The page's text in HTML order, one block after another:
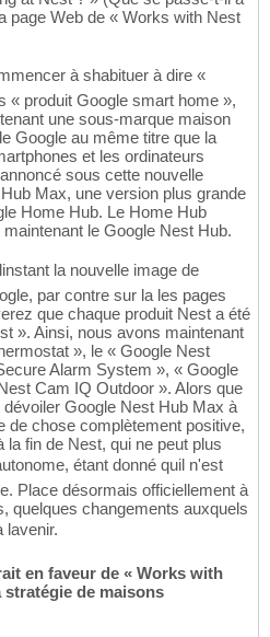
page Web de « Works with Nest
à shabituer à dire «
« produit Google smart home »,
une sous-marque maison
Google au même titre que la
et les ordinateurs
sous cette nouvelle
Max, une version plus grande
Home Hub. Le Home Hub
le Google Nest Hub.
la nouvelle image de
par contre sur la les pages
que chaque produit Nest a été
». Ainsi, nous avons maintenant
», le « Google Nest
Alarm System », « Google
Cam IQ Outdoor ». Alors que
Google Nest Hub Max à
de chose complètement positive,
fin de Nest, qui ne peut plus
étant donné quil n'est
Place désormais officiellement à
quelques changements auxquels
en faveur de « Works with
de maisons